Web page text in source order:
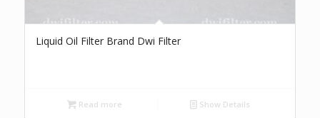
Liquid Oil Filter Brand Dwi Filter
Read more Show Details